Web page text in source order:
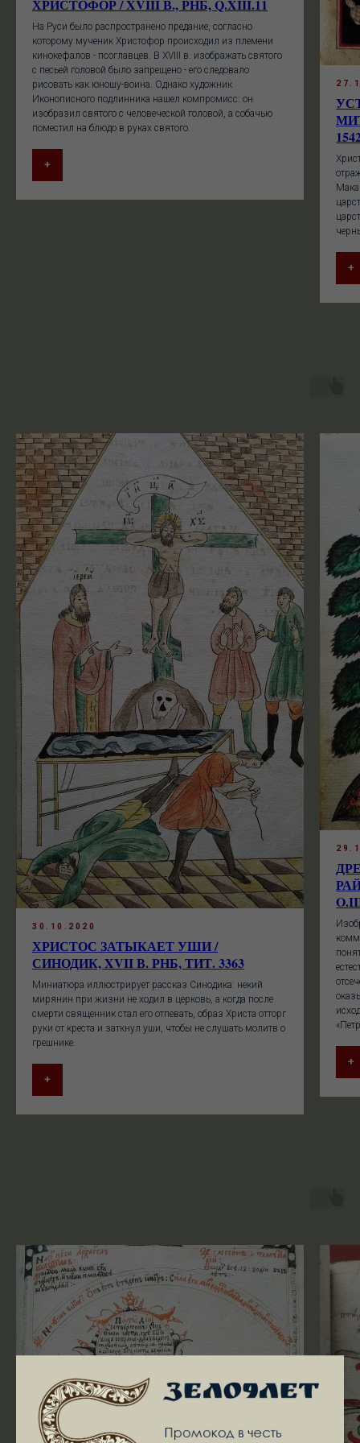
ХРИСТОФОР / XVIII В., РНБ, Q.XIII.11
На Руси было распространено предание, согласно
которому мученик Христофор происходил из племени
кинокефалов - псоглавцев. В XVIII в. изображать святого
с песьей головой было запрещено - его следовало
рисовать как юношу-воина. Однако художник
Иконописного подлинника нашел компромисс: он
изобразил святого с человеческой головой, а собачью
поместил на блюдо в руках святого.
+
+
30.10.2020
ХРИСТОС ЗАТЫКАЕТ УШИ /
СИНОДИК, XVII В. РНБ, ТИТ. 3363
Миниатюра иллюстрирует рассказ Синодика: некий
мирянин при жизни не ходил в церковь, а когда после
смерти священник стал его отпевать, образ Христа отторг
руки от креста и заткнул уши, чтобы не слушать молитв о
грешнике.
+
+